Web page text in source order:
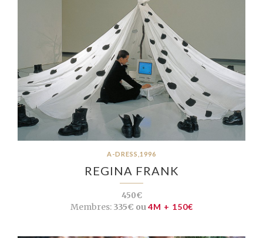
A-DRESS,1996
REGINA FRANK
450€
Membres:335€ ou4M + 150€